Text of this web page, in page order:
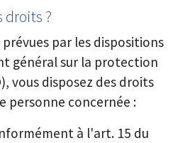
droits ?
par les dispositions
général sur la protection
vous disposez des droits
personne concernée :
à l'art. 15 du